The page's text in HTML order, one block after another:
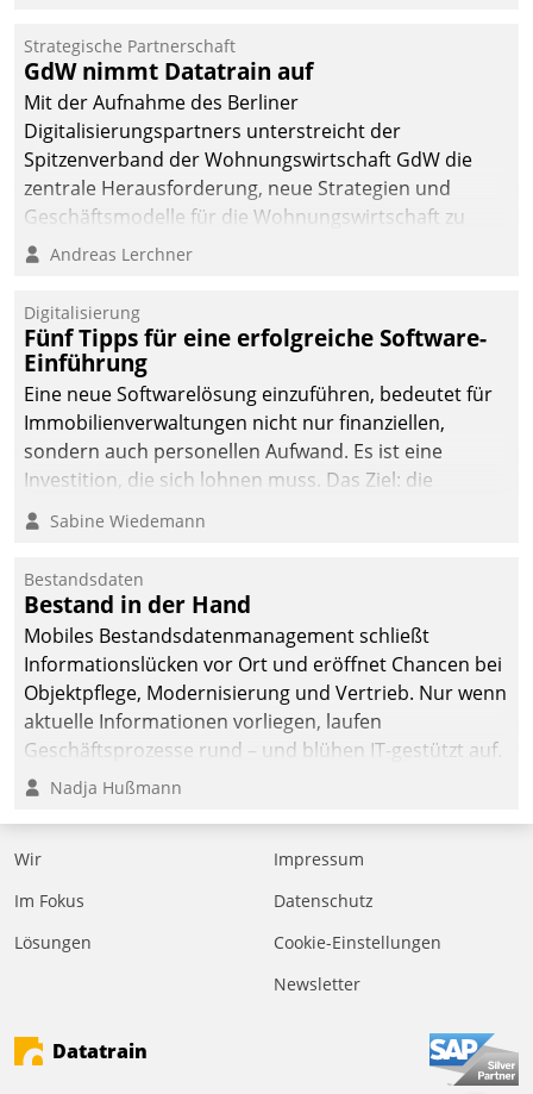
Strategische Partnerschaft
GdW nimmt Datatrain auf
Mit der Aufnahme des Berliner
Digitalisierungspartners unterstreicht der
Spitzenverband der Wohnungswirtschaft GdW die
zentrale Herausforderung, neue Strategien und
Geschäftsmodelle für die Wohnungswirtschaft zu
entwickeln.
Andreas Lerchner
Digitalisierung
Fünf Tipps für eine erfolgreiche Software-
Einführung
Eine neue Softwarelösung einzuführen, bedeutet für
Immobilienverwaltungen nicht nur finanziellen,
sondern auch personellen Aufwand. Es ist eine
Investition, die sich lohnen muss. Das Ziel: die
nachhaltige Optimierung der Geschäftsabläufe. Damit
dieses Ziel erreicht wird, sollten einige Grundregeln
Sabine Wiedemann
Bestandsdaten
Bestand in der Hand
Mobiles Bestandsdatenmanagement schließt
Informationslücken vor Ort und eröffnet Chancen bei
Objektpflege, Modernisierung und Vertrieb. Nur wenn
aktuelle Informationen vorliegen, laufen
Geschäftsprozesse rund – und blühen IT-gestützt auf.
Nadja Hußmann
Wir
Im Fokus
Lösungen
Impressum
Datenschutz
Cookie-Einstellungen
Newsletter
Datatrain